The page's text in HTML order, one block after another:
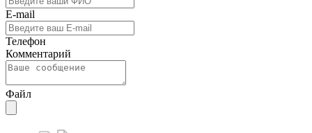
E-mail
Телефон
Комментарий
Файл